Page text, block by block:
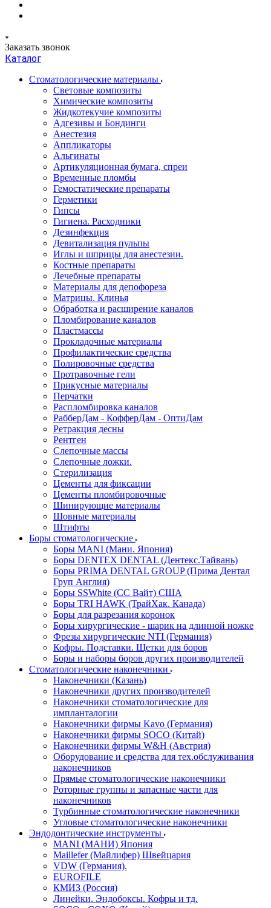
Заказать звонок
Каталог
Стоматологические материалы
Световые композиты
Химические композиты
Жидкотекучие композиты
Адгезивы и Бондинги
Анестезия
Аппликаторы
Альгинаты
Артикуляционная бумага, спреи
Временные пломбы
Гемостатические препараты
Герметики
Гипсы
Гигиена. Расходники
Дезинфекция
Девитализация пульпы
Иглы и шприцы для анестезии.
Костные препараты
Лечебные препараты
Материалы для депофореза
Матрицы. Клинья
Обработка и расширение каналов
Пломбирование каналов
Пластмассы
Прокладочные материалы
Профилактические средства
Полировочные средства
Протравочные гели
Прикусные материалы
Перчатки
Распломбировка каналов
РабберДам - КофферДам - ОптиДам
Ретракция десны
Рентген
Слепочные массы
Слепочные ложки.
Стерилизация
Цементы для фиксации
Цементы пломбировочные
Шинирующие материалы
Шовные материалы
Штифты
Боры стоматологические
Боры MANI (Мани. Япония)
Боры DENTEX DENTAL (Дентекс.Тайвань)
Боры PRIMA DENTAL GROUP (Прима Дентал
Груп Англия)
Боры SSWhite (СС Вайт) США
Боры TRI HAWK (ТрайХак. Канада)
Боры для разрезания коронок
Боры хирургические - шарик на длинной ножке
Фрезы хирургические NTI (Германия)
Кофры. Подставки. Щетки для боров
Боры и наборы боров других производителей
Стоматологические наконечники
Наконечники (Казань)
Наконечники других производителей
Наконечники стоматологические для
импланталогии
Наконечники фирмы Kavo (Германия)
Наконечники фирмы SOCO (Китай)
Наконечники фирмы W&H (Австрия)
Оборудование и средства для тех.обслуживания
наконечников
Прямые стоматологические наконечники
Роторные группы и запасные части для
наконечников
Турбинные стоматологические наконечники
Угловые стоматологические наконечники
Эндодонтические инструменты
MANI (МАНИ) Япония
Maillefer (Майлифер) Швейцария
VDW (Германия).
EUROFILE
КМИЗ (Россия)
Линейки. Эндобоксы. Кофры и тд.